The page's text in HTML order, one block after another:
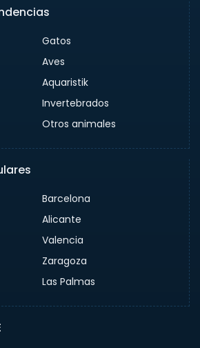
Gatos
Aves
Aquaristik
Invertebrados
Otros animales
Barcelona
Alicante
Valencia
Zaragoza
Las Palmas